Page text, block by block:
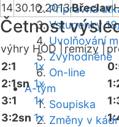
Přípravná
Vstupenky
Uvolňování
Zvýhodněné
On-line
A-tým
Soupiska
Změny v
1430.10.2013Břeclav
Četnost
výhry HOD | remízy |
2:1
1x
2:1sn 1x
3:1
1x
3:2sn 1x